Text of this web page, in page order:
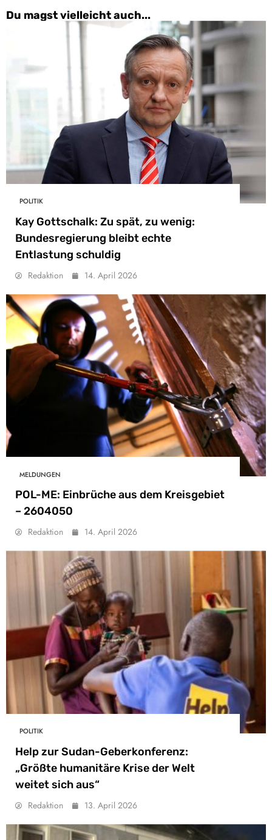
Du magst vielleicht auch...
POLITIK
Kay Gottschalk: Zu spät, zu wenig:
Bundesregierung bleibt echte
Entlastung schuldig
Redaktion 14. April 2026
MELDUNGEN
POL-ME: Einbrüche aus dem Kreisgebiet
– 2604050
Redaktion 14. April 2026
POLITIK
Help zur Sudan-Geberkonferenz:
„Größte humanitäre Krise der Welt
weitet sich aus“
Redaktion 13. April 2026